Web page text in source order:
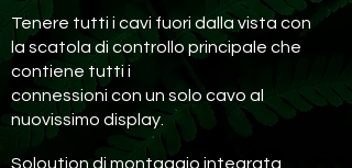
Tenere tutti i cavi fuori dalla vista con
la scatola di controllo principale che
contiene tutti i
connessioni con un solo cavo al
nuovissimo display.
Soloution di montaggio integrata